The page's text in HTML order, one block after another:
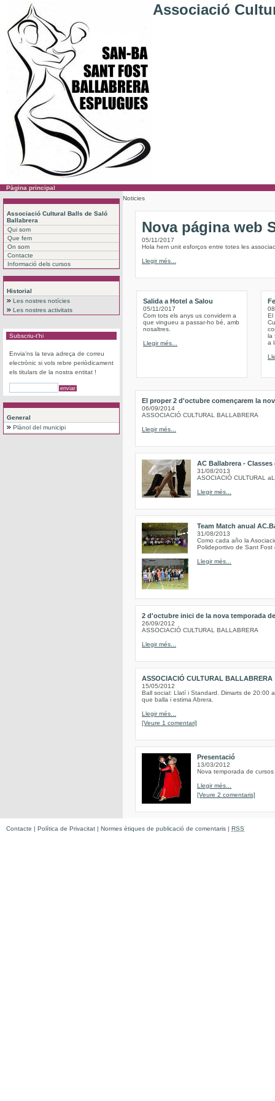
Associació
Pàgina principal
Associació Cultural Balls de Saló
Ballabrera
Qui som
Que fem
On som
Contacte
Informació dels cursos
Historial
Les nostres notícies
Les nostres activitats
Subscriu-t'hi
Envia'ns la teva adreça de correu
electrònic si vols rebre periòdicament
els titulars de la nostra entitat !
General
Plànol del municipi
Noticies
Nova página web
05/11/2017
Hola hem unit esforços entre totes les
Llegir més...
Salida a Hotel a Salou
05/11/2017
Com tots els anys us convidem a
que vingueu a passar-ho bé, amb
nosaltres.
Llegir més...
El
la
a
El proper 2 d'octubre començarem la
06/09/2014
ASSOCIACIÓ CULTURAL BALLABRERA
Llegir més...
AC Ballabrera -
31/08/2013
ASOCIACIÓ CULTURAL
Llegir més...
Team Match anual
31/08/2013
Como cada año la
Polideportivo de Sant Fost
Llegir més...
2 d'octubre inici de la nova temporada
26/09/2012
ASSOCIACIÓ CULTURAL BALLABRERA
Llegir més...
ASSOCIACIÓ CULTURAL BALLABRERA
15/05/2012
Ball social: Llatí i Standard. Dimarts de 20:00
que balla i estima Abrera.
Llegir més...
[Veure 1 comentari]
Presentació
13/03/2012
Nova temporada de
Llegir més...
[Veure 2 comentaris]
Contacte | Política de Privacitat | Normes ètiques de publicació de comentaris | RSS